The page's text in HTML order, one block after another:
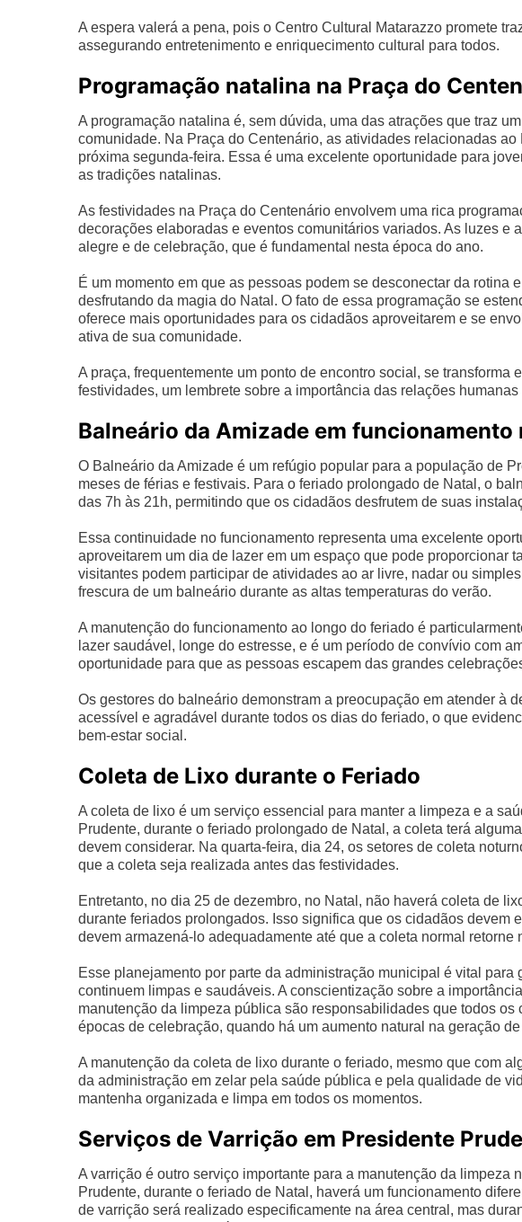
A espera valerá a pena, pois o Centro Cultural Matarazzo promete
assegurando entretenimento e enriquecimento cultural para todos.
Programação natalina na Praça do
A programação natalina é, sem dúvida, uma das atrações que traz
comunidade. Na Praça do Centenário, as atividades relacionadas
próxima segunda-feira. Essa é uma excelente oportunidade para
as tradições natalinas.
As festividades na Praça do Centenário envolvem uma rica
decorações elaboradas e eventos comunitários variados. As luzes e
alegre e de celebração, que é fundamental nesta época do ano.
É um momento em que as pessoas podem se desconectar da rotina
desfrutando da magia do Natal. O fato de essa programação se
oferece mais oportunidades para os cidadãos aproveitarem e se
ativa de sua comunidade.
A praça, frequentemente um ponto de encontro social, se
festividades, um lembrete sobre a importância das relações
Balneário da Amizade em funcionamento
O Balneário da Amizade é um refúgio popular para a população de
meses de férias e festivais. Para o feriado prolongado de Natal, o
das 7h às 21h, permitindo que os cidadãos desfrutem de suas
Essa continuidade no funcionamento representa uma excelente
aproveitarem um dia de lazer em um espaço que pode proporcionar
visitantes podem participar de atividades ao ar livre, nadar ou
frescura de um balneário durante as altas temperaturas do verão.
A manutenção do funcionamento ao longo do feriado é
lazer saudável, longe do estresse, e é um período de convívio com
oportunidade para que as pessoas escapem das grandes
Os gestores do balneário demonstram a preocupação em atender à
acessível e agradável durante todos os dias do feriado, o que
bem-estar social.
Coleta de Lixo durante o Feriado
A coleta de lixo é um serviço essencial para manter a limpeza e a
Prudente, durante o feriado prolongado de Natal, a coleta terá
devem considerar. Na quarta-feira, dia 24, os setores de coleta
que a coleta seja realizada antes das festividades.
Entretanto, no dia 25 de dezembro, no Natal, não haverá coleta de
durante feriados prolongados. Isso significa que os cidadãos devem
devem armazená-lo adequadamente até que a coleta normal retorne
Esse planejamento por parte da administração municipal é vital
continuem limpas e saudáveis. A conscientização sobre a
manutenção da limpeza pública são responsabilidades que todos
épocas de celebração, quando há um aumento natural na geração
A manutenção da coleta de lixo durante o feriado, mesmo que com
da administração em zelar pela saúde pública e pela qualidade de
mantenha organizada e limpa em todos os momentos.
Serviços de Varrição em Presidente
A varrição é outro serviço importante para a manutenção da limpeza
Prudente, durante o feriado de Natal, haverá um funcionamento
de varrição será realizado especificamente na área central, mas